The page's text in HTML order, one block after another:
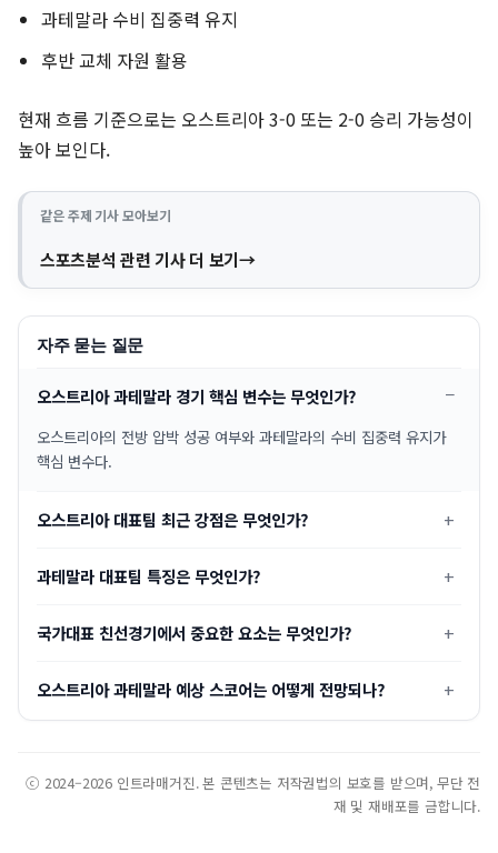
과테말라 수비 집중력 유지
후반 교체 자원 활용
현재 흐름 기준으로는 오스트리아 3-0 또는 2-0 승리 가능성이
높아 보인다.
같은 주제 기사 모아보기
스포츠분석 관련 기사 더 보기
자주 묻는 질문
오스트리아 과테말라 경기 핵심 변수는 무엇인가?
오스트리아의 전방 압박 성공 여부와 과테말라의 수비 집중력 유지가
핵심 변수다.
오스트리아 대표팀 최근 강점은 무엇인가?
과테말라 대표팀 특징은 무엇인가?
국가대표 친선경기에서 중요한 요소는 무엇인가?
오스트리아 과테말라 예상 스코어는 어떻게 전망되나?
ⓒ 2024–2026 인트라매거진. 본 콘텐츠는 저작권법의 보호를 받으며, 무단 전
재 및 재배포를 금합니다.